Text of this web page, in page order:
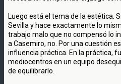
Luego está el tema de la estética.
Sevilla y hace exactamente lo
trabajo malo que no compensó lo
a Casemiro, no. Por una cuestión
influencia práctica. En la práctica,
mediocentros en un equipo
de equilibrarlo.